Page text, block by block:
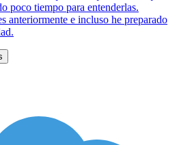
poco tiempo para entenderlas.
anteriormente e incluso he preparado